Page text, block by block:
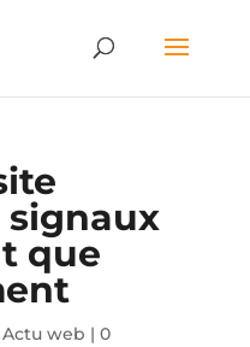
signaux
que
Actu web | 0